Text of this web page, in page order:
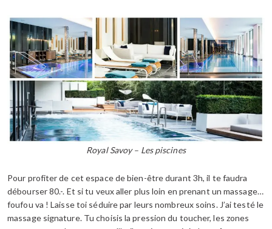
Royal Savoy – Les piscines
Pour profiter de cet espace de bien-être durant 3h, il te faudra
débourser 80.-. Et si tu veux aller plus loin en prenant un massage…
foufou va ! Laisse toi séduire par leurs nombreux soins. J’ai testé le
massage signature. Tu choisis la pression du toucher, les zones